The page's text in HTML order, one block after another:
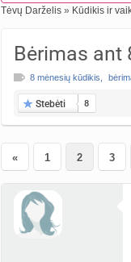
Tėvų Darželis » Kūdikis ir
Bėrimas ant
8 mėnesių kūdikis
Stebėti 8
« 1 2 3